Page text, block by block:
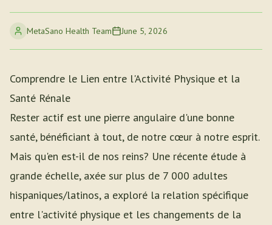
MetaSano Health Team June 5, 2026
Comprendre le Lien entre l'Activité Physique et la
Santé Rénale
Rester actif est une pierre angulaire d'une bonne
santé, bénéficiant à tout, de notre cœur à notre esprit.
Mais qu'en est-il de nos reins? Une récente étude à
grande échelle, axée sur plus de 7 000 adultes
hispaniques/latinos, a exploré la relation spécifique
entre l'activité physique et les changements de la